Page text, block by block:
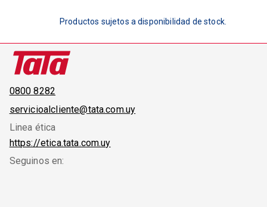
Productos sujetos a disponibilidad de stock.
0800 8282
servicioalcliente@tata.com.uy
Linea ética
https://etica.tata.com.uy
Seguinos en: